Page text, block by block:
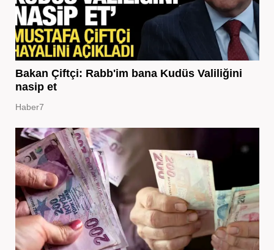
Bakan Çiftçi: Rabb'im bana Kudüs Valiliğini
nasip et
Haber7